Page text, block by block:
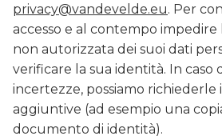
privacy@vandevelde.eu. Per
accesso e al contempo
non autorizzata dei suoi dati
verificare la sua identità. In caso
incertezze, possiamo richiederle
aggiuntive (ad esempio una
documento di identità).